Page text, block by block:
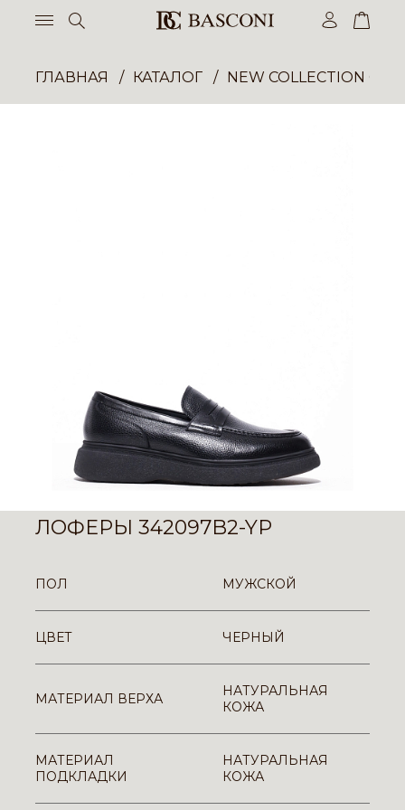
ГЛАВНАЯ КАТАЛОГ NEW COLLECTION
ЛОФЕРЫ 342097B2-YP
ПОЛ МУЖСКОЙ
ЦВЕТ ЧЕРНЫЙ
МАТЕРИАЛ ВЕРХА
НАТУРАЛЬНАЯ
КОЖА
МАТЕРИАЛ
ПОДКЛАДКИ
НАТУРАЛЬНАЯ
КОЖА